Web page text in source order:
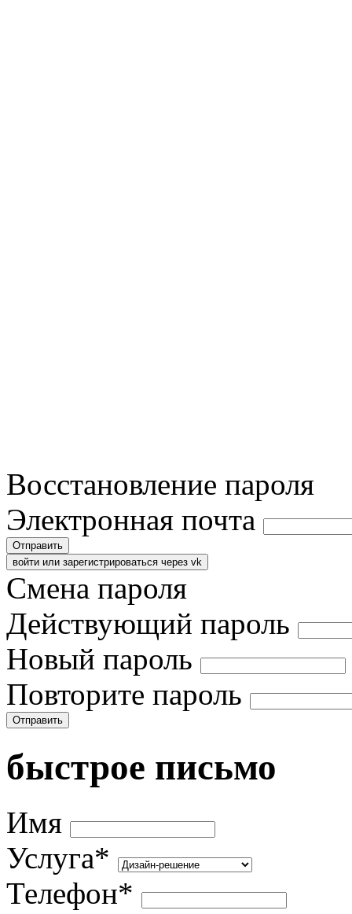
Восстановление пароля
Электронная почта
Отправить
войти или зарегистрироваться через vk
Смена пароля
Действующий пароль
Новый пароль
Повторите пароль
Отправить
быстрое письмо
Имя
Услуга*
Телефон*